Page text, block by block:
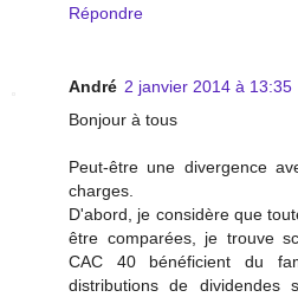
Répondre
André 2 janvier 2014 à 13:35
Bonjour à tous
Peut-être une divergence
charges.
D'abord, je considère que
être comparées, je trouve
CAC 40 bénéficient du
distributions de dividendes